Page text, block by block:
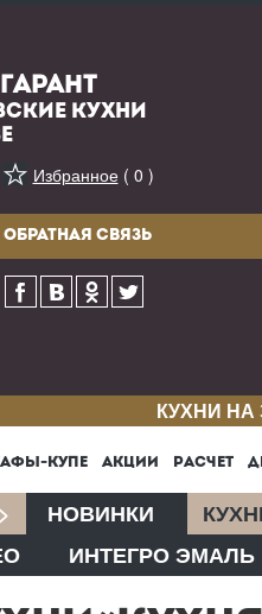
КУХНИ
Избранное( 0 )
ОБРАТНАЯ СВЯЗЬ
КУХНИ
КУПЕ АКЦИИ РАСЧЕТ
НОВИНКИ
ИНТЕГРО ЭМАЛЬ